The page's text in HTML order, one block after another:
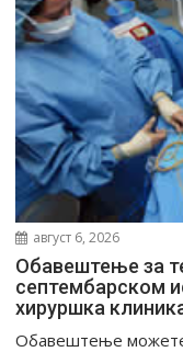
август 6, 2026
Обавештење за
септембарском
хируршка
Обавештење